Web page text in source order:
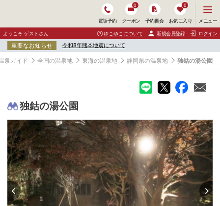
電話予約 クーポン
0
予約照会 お気に入り
0
ニ
ュ
ー
開
く
メニュー
ようこそ ゲストさん ゆこゆこについて 新規会員登録 ログイン
重要なお知らせ 令和8年熊本地震について
泉ガイド 全国の温泉地 東海の温泉地 静岡県の温泉地 独鈷の湯公園
独鈷の湯公園